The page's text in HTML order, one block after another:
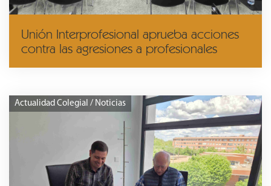
Unión Interprofesional aprueba acciones
contra las agresiones a profesionales
Actualidad Colegial / Noticias